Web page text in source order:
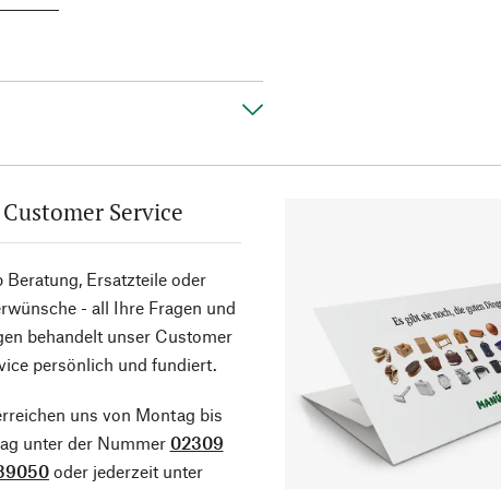
Customer Service
Beratung, Ersatzteile oder
- all Ihre Fragen und
behandelt unser Customer
persönlich und fundiert.
uns von Montag bis
unter der Nummer 02309
oder jederzeit unter